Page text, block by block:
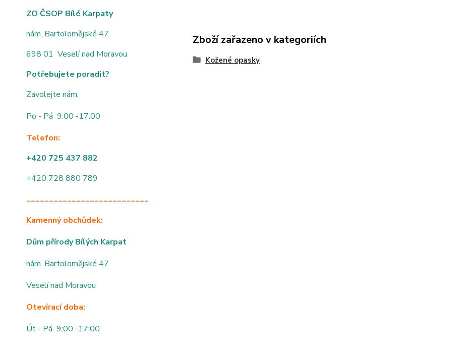
ZO ČSOP Bílé Karpaty
nám. Bartolomějské 47
698 01 Veselí nad Moravou
Potřebujete poradit?
Zavolejte nám:
Po - Pá 9:00 -17:00
Telefon:
+420 725 437 882
+420 728 880 789
___________________________
Kamenný obchůdek:
Dům přírody Bílých Karpat
nám. Bartolomějské 47
Veselí nad Moravou
Otevírací doba:
Út - Pá 9:00 -17:00
Zboží zařazeno v kategoriích
Kožené opasky